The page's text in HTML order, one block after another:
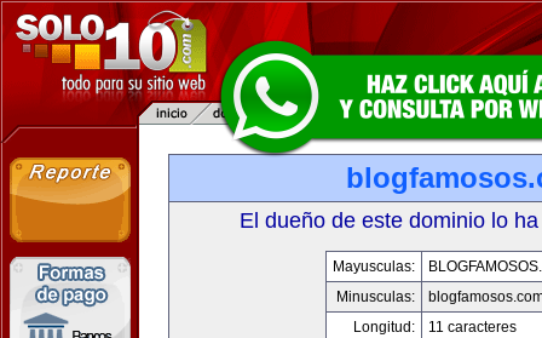
El dueño de este dominio lo
Mayusculas:
Minusculas:
Longitud:
11 caracteres